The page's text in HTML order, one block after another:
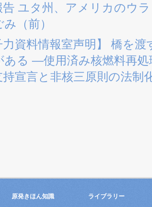
告 ユタ州、アメリカのウ
（前）
力資料情報室声明】 橋を
ある ―使用済み核燃料再処
持宣言と非核三原則の法
原発きほん知識 ライブラリー